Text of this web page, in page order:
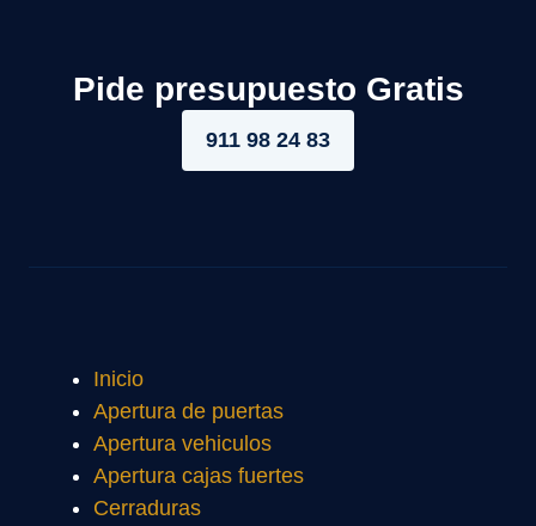
Pide presupuesto Gratis
911 98 24 83
Inicio
Apertura de puertas
Apertura vehiculos
Apertura cajas fuertes
Cerraduras